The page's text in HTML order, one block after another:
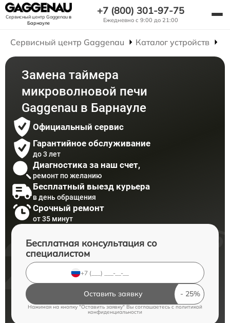
Сервисный центр Gaggenauв
Барнауле
+7 (800) 301-97-75
Ежедневно с 9:00 до 21:00
Сервисный центр Gaggenau Каталог устройств
Замена таймера
микроволновой печи
Gaggenau в Барнауле
Официальный сервис
Гарантийное обслуживание
до 3 лет
Диагностика за наш счет,
ремонт по желанию
Бесплатный выезд курьера
в день обращения
Срочный ремонт
от 35 минут
Бесплатная консультация со
специалистом
Оставить заявку
Нажимая на кнопку "Оставить заявку" Вы соглашаетесь c политикой
конфиденциальности